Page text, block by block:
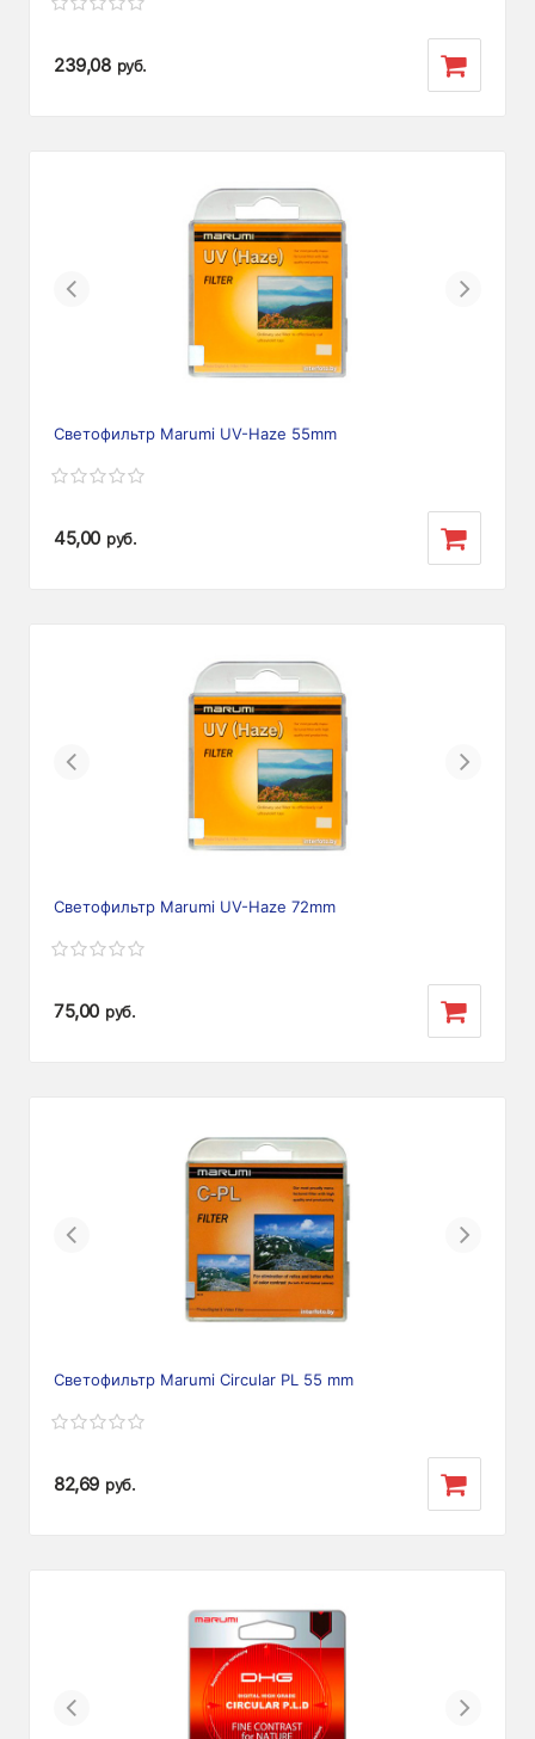
239,08 руб.
Previous Next
Светофильтр Marumi UV-Haze 55mm
45,00 руб.
Previous Next
Светофильтр Marumi UV-Haze 72mm
75,00 руб.
Previous Next
Светофильтр Marumi Circular PL 55 mm
82,69 руб.
Previous Next